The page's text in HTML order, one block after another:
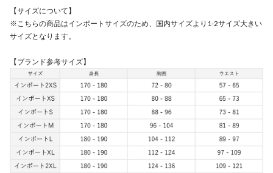
【サイズについて】
※こちらの商品はインポートサイズのため、国内サイズより1-2サイズ大きい
サイズとなります。
【ブランド参考サイズ】